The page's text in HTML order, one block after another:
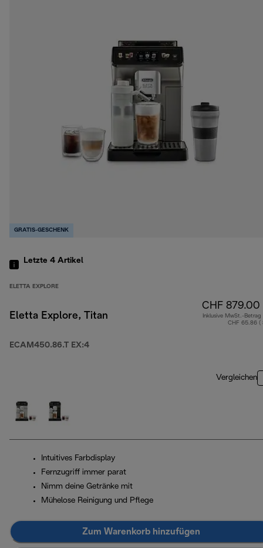
GRATIS-GESCHENK
Letzte 4 Artikel
ELETTA EXPLORE
Eletta Explore, Titan
ECAM450.86.T EX:4
CHF 879.00
Inklusive MwSt.-Betrag
CHF 65.86 (
Vergleichen
Intuitives Farbdisplay
Fernzugriff immer parat
Nimm deine Getränke mit
Mühelose Reinigung und Pflege
Zum Warenkorb hinzufügen